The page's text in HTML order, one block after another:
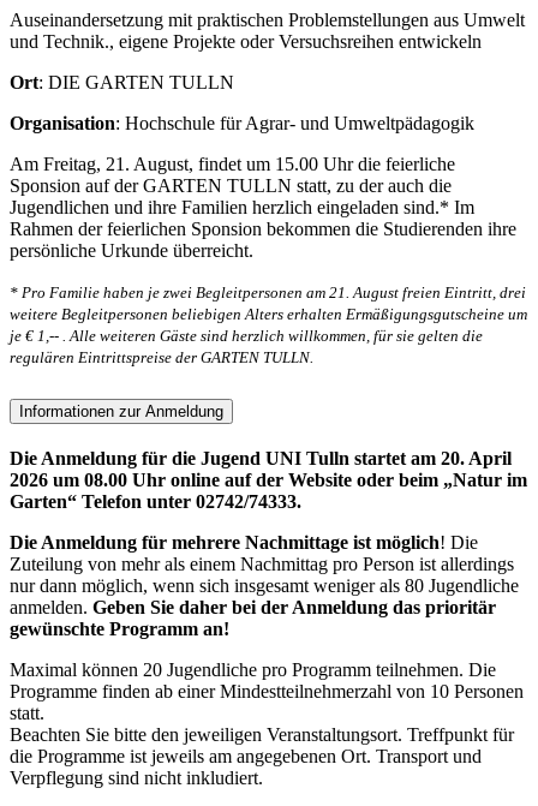
Auseinandersetzung mit praktischen Problemstellungen aus Umwelt
und Technik., eigene Projekte oder Versuchsreihen entwickeln
Ort: DIE GARTEN TULLN
Organisation: Hochschule für Agrar- und Umweltpädagogik
Am Freitag, 21. August, findet um 15.00 Uhr die feierliche
Sponsion auf der GARTEN TULLN statt, zu der auch die
Jugendlichen und ihre Familien herzlich eingeladen sind.* Im
Rahmen der feierlichen Sponsion bekommen die Studierenden ihre
persönliche Urkunde überreicht.
* Pro Familie haben je zwei Begleitpersonen am 21. August freien Eintritt, drei
weitere Begleitpersonen beliebigen Alters erhalten Ermäßigungsgutscheine um
je € 1,-- . Alle weiteren Gäste sind herzlich willkommen, für sie gelten die
regulären Eintrittspreise der GARTEN TULLN.
Informationen zur Anmeldung
Die Anmeldung für die Jugend UNI Tulln startet am 20. April
2026 um 08.00 Uhr online auf der Website oder beim „Natur im
Garten“ Telefon unter 02742/74333.
Die Anmeldung für mehrere Nachmittage ist möglich! Die
Zuteilung von mehr als einem Nachmittag pro Person ist allerdings
nur dann möglich, wenn sich insgesamt weniger als 80 Jugendliche
anmelden. Geben Sie daher bei der Anmeldung das prioritär
gewünschte Programm an!
Maximal können 20 Jugendliche pro Programm teilnehmen. Die
Programme finden ab einer Mindestteilnehmerzahl von 10 Personen
statt.
Beachten Sie bitte den jeweiligen Veranstaltungsort. Treffpunkt für
die Programme ist jeweils am angegebenen Ort. Transport und
Verpflegung sind nicht inkludiert.